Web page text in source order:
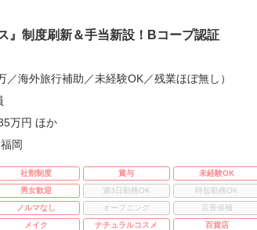
』制度刷新＆手当新設！Bコープ認証
／海外旅行補助／未経験OK／残業ほぼ無し）
万円 ほか
岡
社割制度 賞与
未経験OK
男女歓迎 週3日勤務OK
時短勤務OK
ノルマなし オープニング
店長候補
メイク ナチュラルコスメ 百貨店